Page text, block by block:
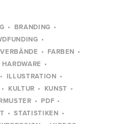
BRANDING
FARBEN
HARDWARE
ILLUSTRATION
KULTUR
KUNST
PDF
STATISTIKEN